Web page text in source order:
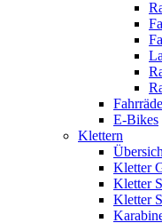
E-Bikes
Klettern
Kletter
Kletter
Kletter